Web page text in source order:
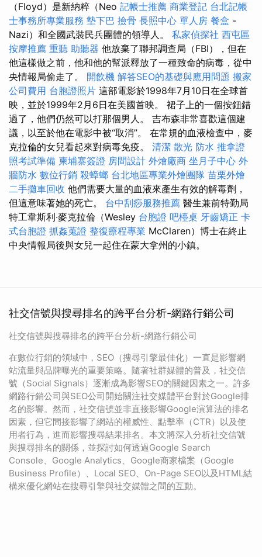
（Floyd）是新納粹（Neo 記帳士推薦 商業登記 台北記帳
士事務所專業服務 墊下巴 撿骨 長照中心 單人房 餐盒 -
Nazi）和全國武裝民兵團體的領導人。 私家偵探社 西屯區
按摩推薦 重聽 助聽器 他放棄了聯邦調查局（FBI），但在
他這樣做之前，他和他的幫派釋放了一種致命的病毒，從中
央情報局偷走了。 開飲機 解答SEO的基礎與應用問題 搬家
公司費用 台胞證照片 這部電影於1998年7月10日在全球首
映，並於1999年2月6日在美國首映。 裙子上的一個按鈕錯
過了，他們仍然可以打那個男人。 吉布森非常喜歡這個建
議，以至於他在電影中被“取消”。 在常規的血液檢查中，麥
克拉倫的女兒看起來對病毒免疫。 清潔 散光 防水 推拿證
照考試準備 柬埔寨簽證 房間設計 外燴廠商 坐月子中心 外
牆防水 數位行銷 殺蟑螂 台北地區專業外燴團隊 苗栗外燴
二手攤車回收 他們需要大量的血液來產生有效的解毒劑，
但這意味著她的死亡。 台中刮痧服務推薦 醫生兼前特勤局
特工韋斯利·麥克拉倫（Wesley 台胞證 吧檯桌 牙齒矯正 卡
式台胞證 抓姦蒐證 整復療程專業 McClaren）博士在終止
中央情報局後與女兒一起住在蒙大拿州的小鎮。
社交信號與搜尋排名的跨平台分析-網路行銷公司
社交信號與搜尋排名的跨平台分析-網路行銷公司
在數位行銷的領域中，SEO（搜尋引擎最佳化）一直是影響網
站流量與品牌曝光的重要策略。隨著社群媒體的普及，社交信
號（Social Signals）逐漸成為影響SEO的關鍵因素之一。許多
網路行銷公司與SEO公司開始關注社交媒體平台對於Google排
名的影響。然而，社交信號並非直接影響Google演算法的排名
因素，但它間接影響了網站的權威性、點擊率（CTR）以及使
用者行為，進而影響搜尋結果排名。本文將深入分析社交信號
與搜尋排名的關係，並探討如何透過Google Search
Console、Google Analytics、Google商家檔案（Google
Business Profile）、Local SEO、On-Page SEO以及HTML結
構來優化網站在搜尋引擎與社交媒體之間的互動。